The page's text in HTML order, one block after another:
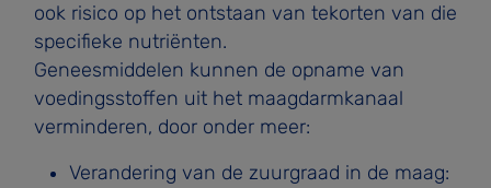
ook risico op het ontstaan van tekorten van die
specifieke nutriënten.
Geneesmiddelen kunnen de opname van
voedingsstoffen uit het maagdarmkanaal
verminderen, door onder meer:
Verandering van de zuurgraad in de maag: